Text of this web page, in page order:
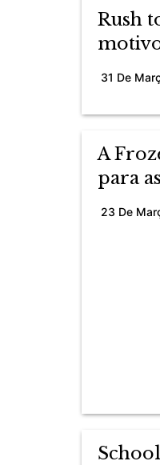
Rush
31 De
A
para
23 De